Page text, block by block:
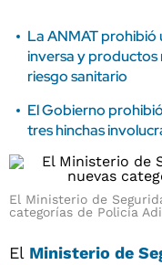
La ANMAT prohibió
inversa y
riesgo sanitario
El Gobierno
tres hinchas
El Ministerio de
categorías de Policía
El Ministerio de